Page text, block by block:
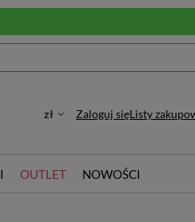
zł Zaloguj sięListy
OUTLET NOWOŚCI